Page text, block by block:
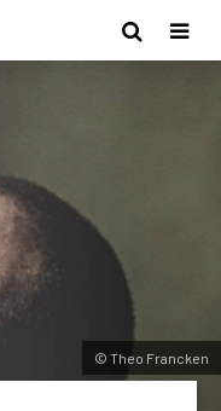
© Theo Francken